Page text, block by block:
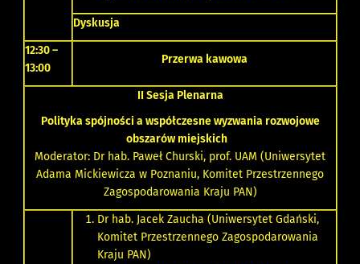
Dyskusja
12:30 –
13:00
Przerwa kawowa
II Sesja Plenarna
Polityka spójności a współczesne wyzwania rozwojowe
obszarów miejskich
Moderator: Dr hab. Paweł Churski, prof. UAM (Uniwersytet
Adama Mickiewicza w Poznaniu, Komitet Przestrzennego
Zagospodarowania Kraju PAN)
Dr hab. Jacek Zaucha (Uniwersytet Gdański,
Komitet Przestrzennego Zagospodarowania
Kraju PAN)